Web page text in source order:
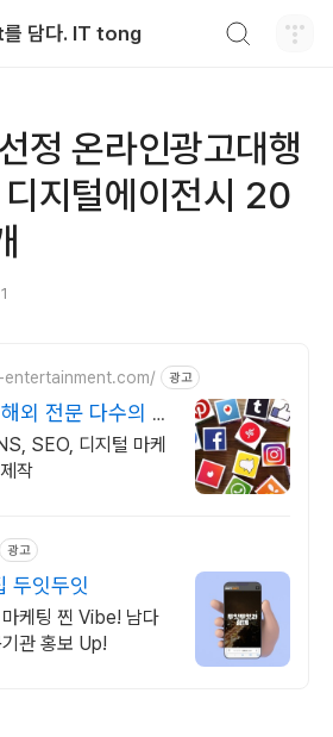
담다. IT tong
정 온라인광고대행
지털에이전시 20
광고
외 전문 다수의 유
SEO, 디지털 마케
작
광고
두잇두잇
케팅 찐 Vibe! 남다
관 홍보 Up!